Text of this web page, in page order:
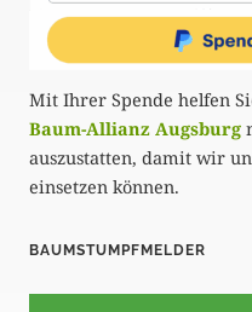
Mit Ihrer Spende helfen
Baum-Allianz Augsburg
auszustatten, damit wir
einsetzen können.
BAUMSTUMPFMELDER